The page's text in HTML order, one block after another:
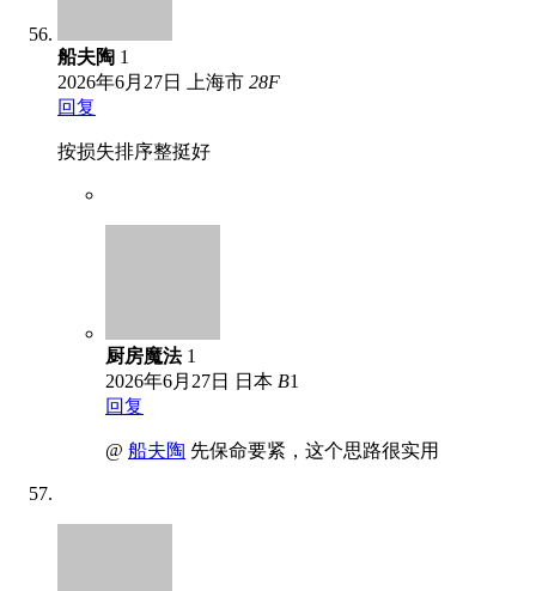
船夫陶 1
2026年6月27日
上海市 28F
回复
按损失排序整挺好
厨房魔法 1
2026年6月27日
日本 B1
回复
@ 船夫陶 先保命要紧，这个思路很实用